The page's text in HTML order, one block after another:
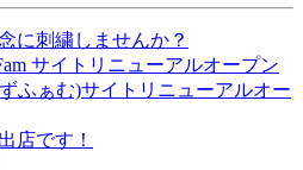
に刺繍しませんか？
サイトリニューアルオープン
ずふぁむ)サイトリニューアルオー
店です！